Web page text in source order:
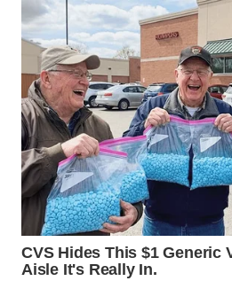
WN
SIMALUNGUN
WN
LABUHANBATU
WN
TAPANULI
TENGAH
WN DELI
SERDANG